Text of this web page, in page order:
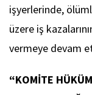
işyerlerinde,
üzere iş
vermeye devam
“KOMİTE